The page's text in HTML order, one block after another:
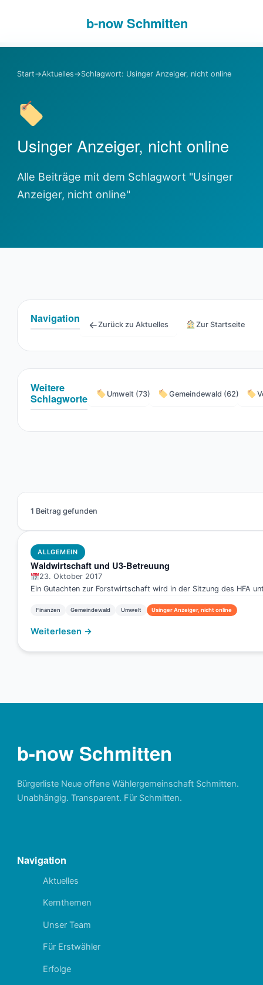
b-nowSchmitten
Start→Aktuelles→Schlagwort: Usinger Anzeiger, nicht online
Usinger Anzeiger, nicht online
Alle Beiträge mit dem Schlagwort "Usinger
Anzeiger, nicht online"
Navigation ←Zurück zu Aktuelles Zur Startseite
Weitere
Schlagworte
Umwelt (73) Gemeindewald (62)
1 Beitrag gefunden
ALLGEMEIN
Waldwirtschaft und U3-Betreuung
23. Oktober 2017
Ein Gutachten zur Forstwirtschaft wird in der Sitzung des HFA
Finanzen Gemeindewald Umwelt Usinger Anzeiger, nicht online
Weiterlesen →
b-now Schmitten
Bürgerliste Neue offene Wählergemeinschaft Schmitten.
Unabhängig. Transparent. Für Schmitten.
Navigation
Aktuelles
Kernthemen
Unser Team
Für Erstwähler
Erfolge